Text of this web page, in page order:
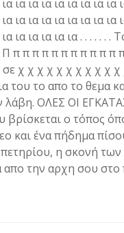
ια ια ια ια ια ια ια
ια ια ια ια ια ια ια
ια ια ια ια ια ια . .
π π π π π π π π π π
χ χ χ χ χ χ χ χ χ χ
του το απο το θεμα
λάβη. ΟΛΕΣ ΟΙ
ο τόπος
και ένα πήδημα
η σκονή
απο την αρχη σου στο